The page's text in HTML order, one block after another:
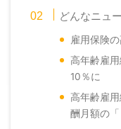
どんなニュ
雇用保険
高年齢雇
10％に
高年齢雇
酬月額の